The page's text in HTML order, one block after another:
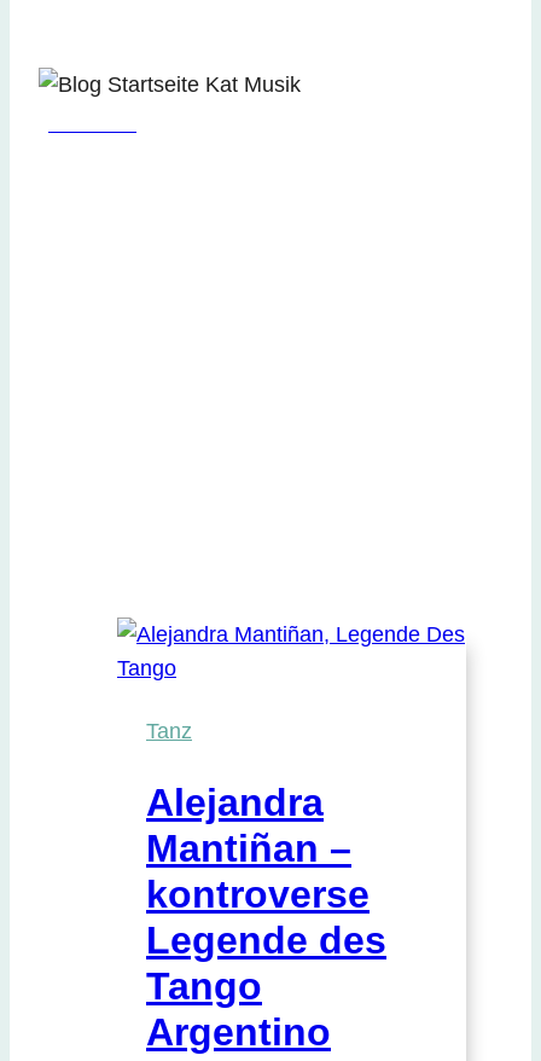
Tanz
Alejandra
Mantiñan –
kontroverse
Legende des
Tango
Argentino